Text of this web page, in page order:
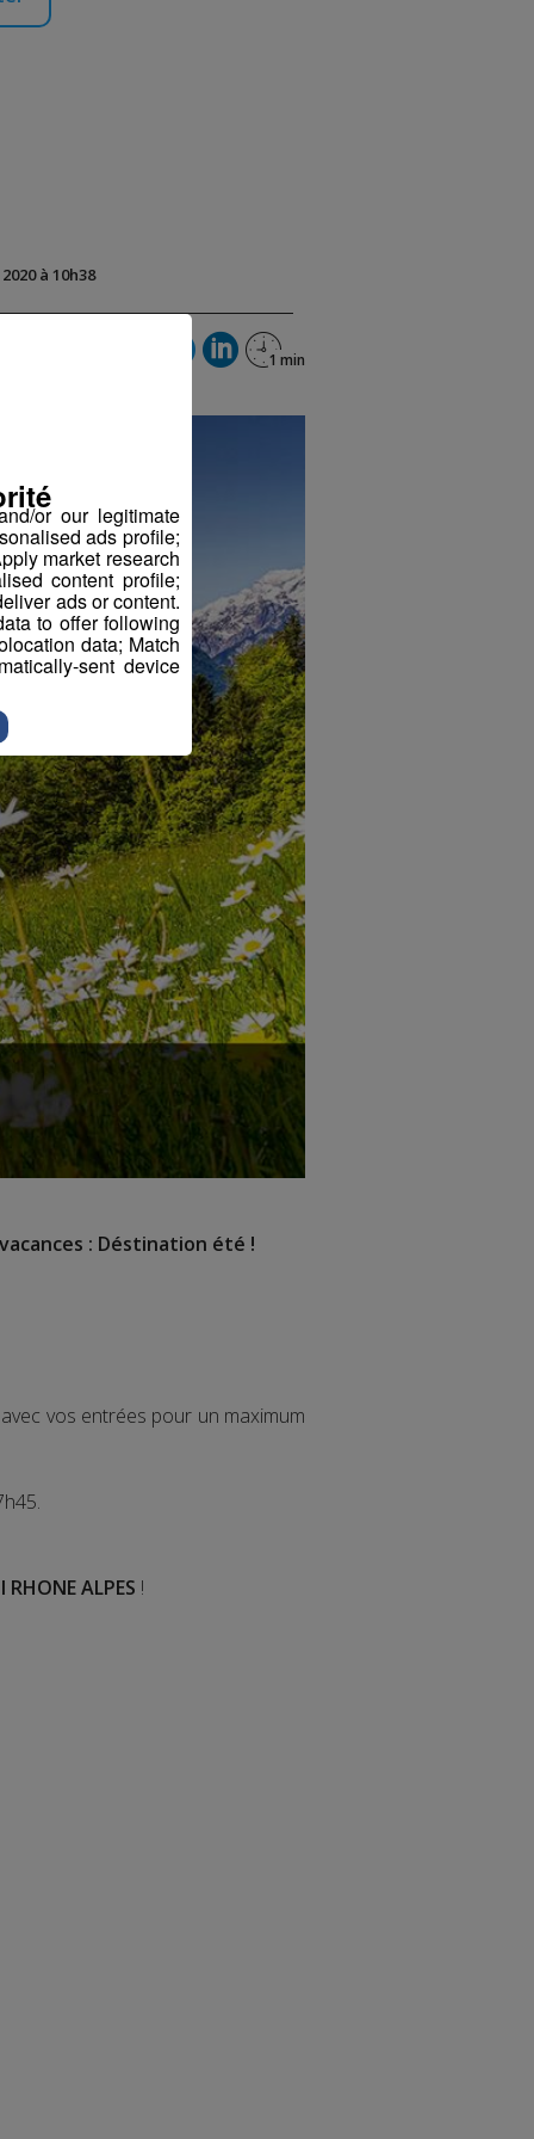
à 10h38
: Déstination été !
vos entrées pour un maximum
RHONE ALPES !
or our legitimate
ads profile;
market research
content profile;
ads or content.
to offer following
data; Match
sent device